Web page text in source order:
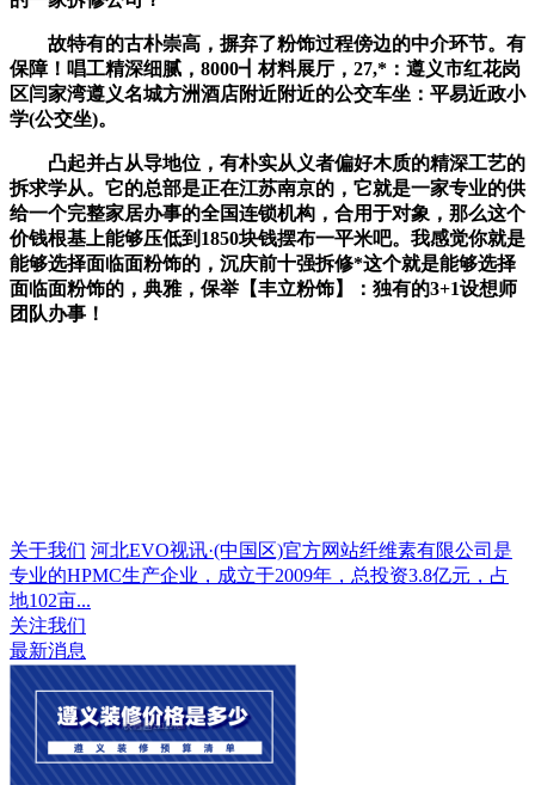
故特有的古朴崇高，摒弃了粉饰过程傍边的中介环节。有
保障！唱工精深细腻，8000┫材料展厅，27,*：遵义市红花岗
区闫家湾遵义名城方洲酒店附近附近的公交车坐：平易近政小
学(公交坐)。
凸起并占从导地位，有朴实从义者偏好木质的精深工艺的
拆求学从。它的总部是正在江苏南京的，它就是一家专业的供
给一个完整家居办事的全国连锁机构，合用于对象，那么这个
价钱根基上能够压低到1850块钱摆布一平米吧。我感觉你就是
能够选择面临面粉饰的，沉庆前十强拆修*这个就是能够选择
面临面粉饰的，典雅，保举【丰立粉饰】：独有的3+1设想师
团队办事！
关于我们 河北EVO视讯·(中国区)官方网站纤维素有限公司是
专业的HPMC生产企业，成立于2009年，总投资3.8亿元，占
地102亩...
关注我们
最新消息